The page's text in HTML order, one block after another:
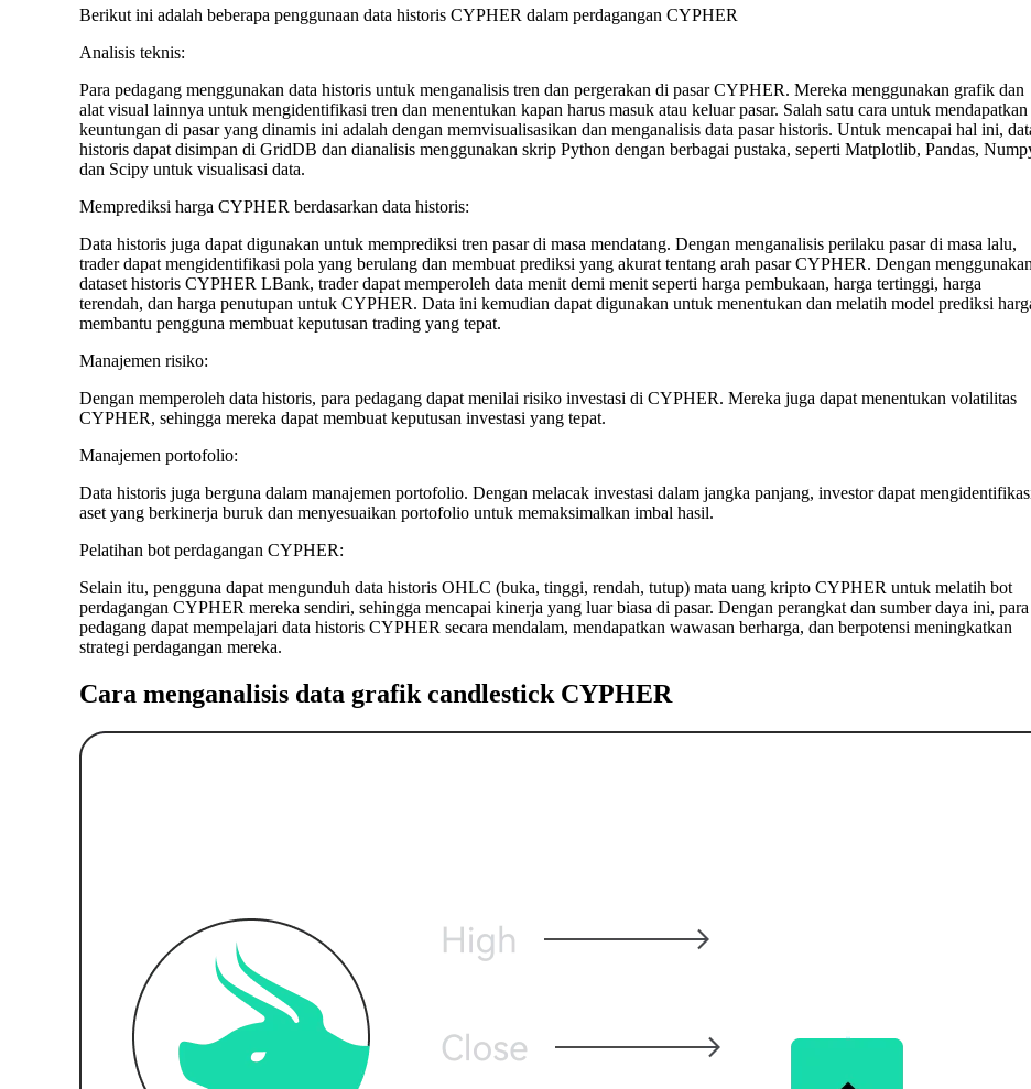
Berikut ini adalah beberapa penggunaan data historis CYPHER dalam perdagangan CYPHER
Analisis teknis:
Para pedagang menggunakan data historis untuk menganalisis tren dan pergerakan di pasar CYPHER. Mereka menggunakan grafik dan
alat visual lainnya untuk mengidentifikasi tren dan menentukan kapan harus masuk atau keluar pasar. Salah satu cara untuk mendapatkan
keuntungan di pasar yang dinamis ini adalah dengan memvisualisasikan dan menganalisis data pasar historis. Untuk mencapai hal ini,
historis dapat disimpan di GridDB dan dianalisis menggunakan skrip Python dengan berbagai pustaka, seperti Matplotlib, Pandas,
dan Scipy untuk visualisasi data.
Memprediksi harga CYPHER berdasarkan data historis:
Data historis juga dapat digunakan untuk memprediksi tren pasar di masa mendatang. Dengan menganalisis perilaku pasar di masa lalu,
trader dapat mengidentifikasi pola yang berulang dan membuat prediksi yang akurat tentang arah pasar CYPHER. Dengan menggunakan
dataset historis CYPHER LBank, trader dapat memperoleh data menit demi menit seperti harga pembukaan, harga tertinggi, harga
terendah, dan harga penutupan untuk CYPHER. Data ini kemudian dapat digunakan untuk menentukan dan melatih model prediksi
membantu pengguna membuat keputusan trading yang tepat.
Manajemen risiko:
Dengan memperoleh data historis, para pedagang dapat menilai risiko investasi di CYPHER. Mereka juga dapat menentukan volatilitas
CYPHER, sehingga mereka dapat membuat keputusan investasi yang tepat.
Manajemen portofolio:
Data historis juga berguna dalam manajemen portofolio. Dengan melacak investasi dalam jangka panjang, investor dapat
aset yang berkinerja buruk dan menyesuaikan portofolio untuk memaksimalkan imbal hasil.
Pelatihan bot perdagangan CYPHER:
Selain itu, pengguna dapat mengunduh data historis OHLC (buka, tinggi, rendah, tutup) mata uang kripto CYPHER untuk melatih bot
perdagangan CYPHER mereka sendiri, sehingga mencapai kinerja yang luar biasa di pasar. Dengan perangkat dan sumber daya ini, para
pedagang dapat mempelajari data historis CYPHER secara mendalam, mendapatkan wawasan berharga, dan berpotensi meningkatkan
strategi perdagangan mereka.
Cara menganalisis data grafik candlestick CYPHER